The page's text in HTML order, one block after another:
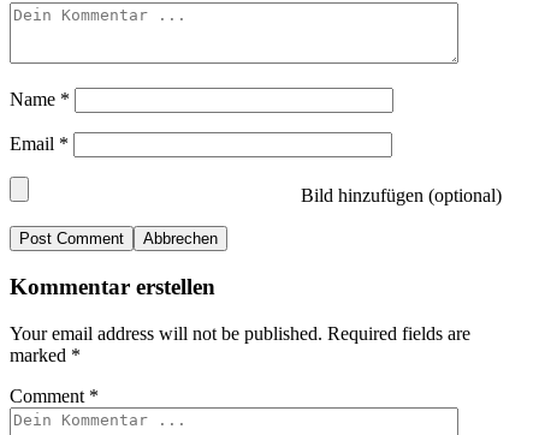
Name *
Email *
Bild hinzufügen (optional)
Abbrechen
Kommentar erstellen
Your email address will not be published. Required fields are
marked *
Comment *